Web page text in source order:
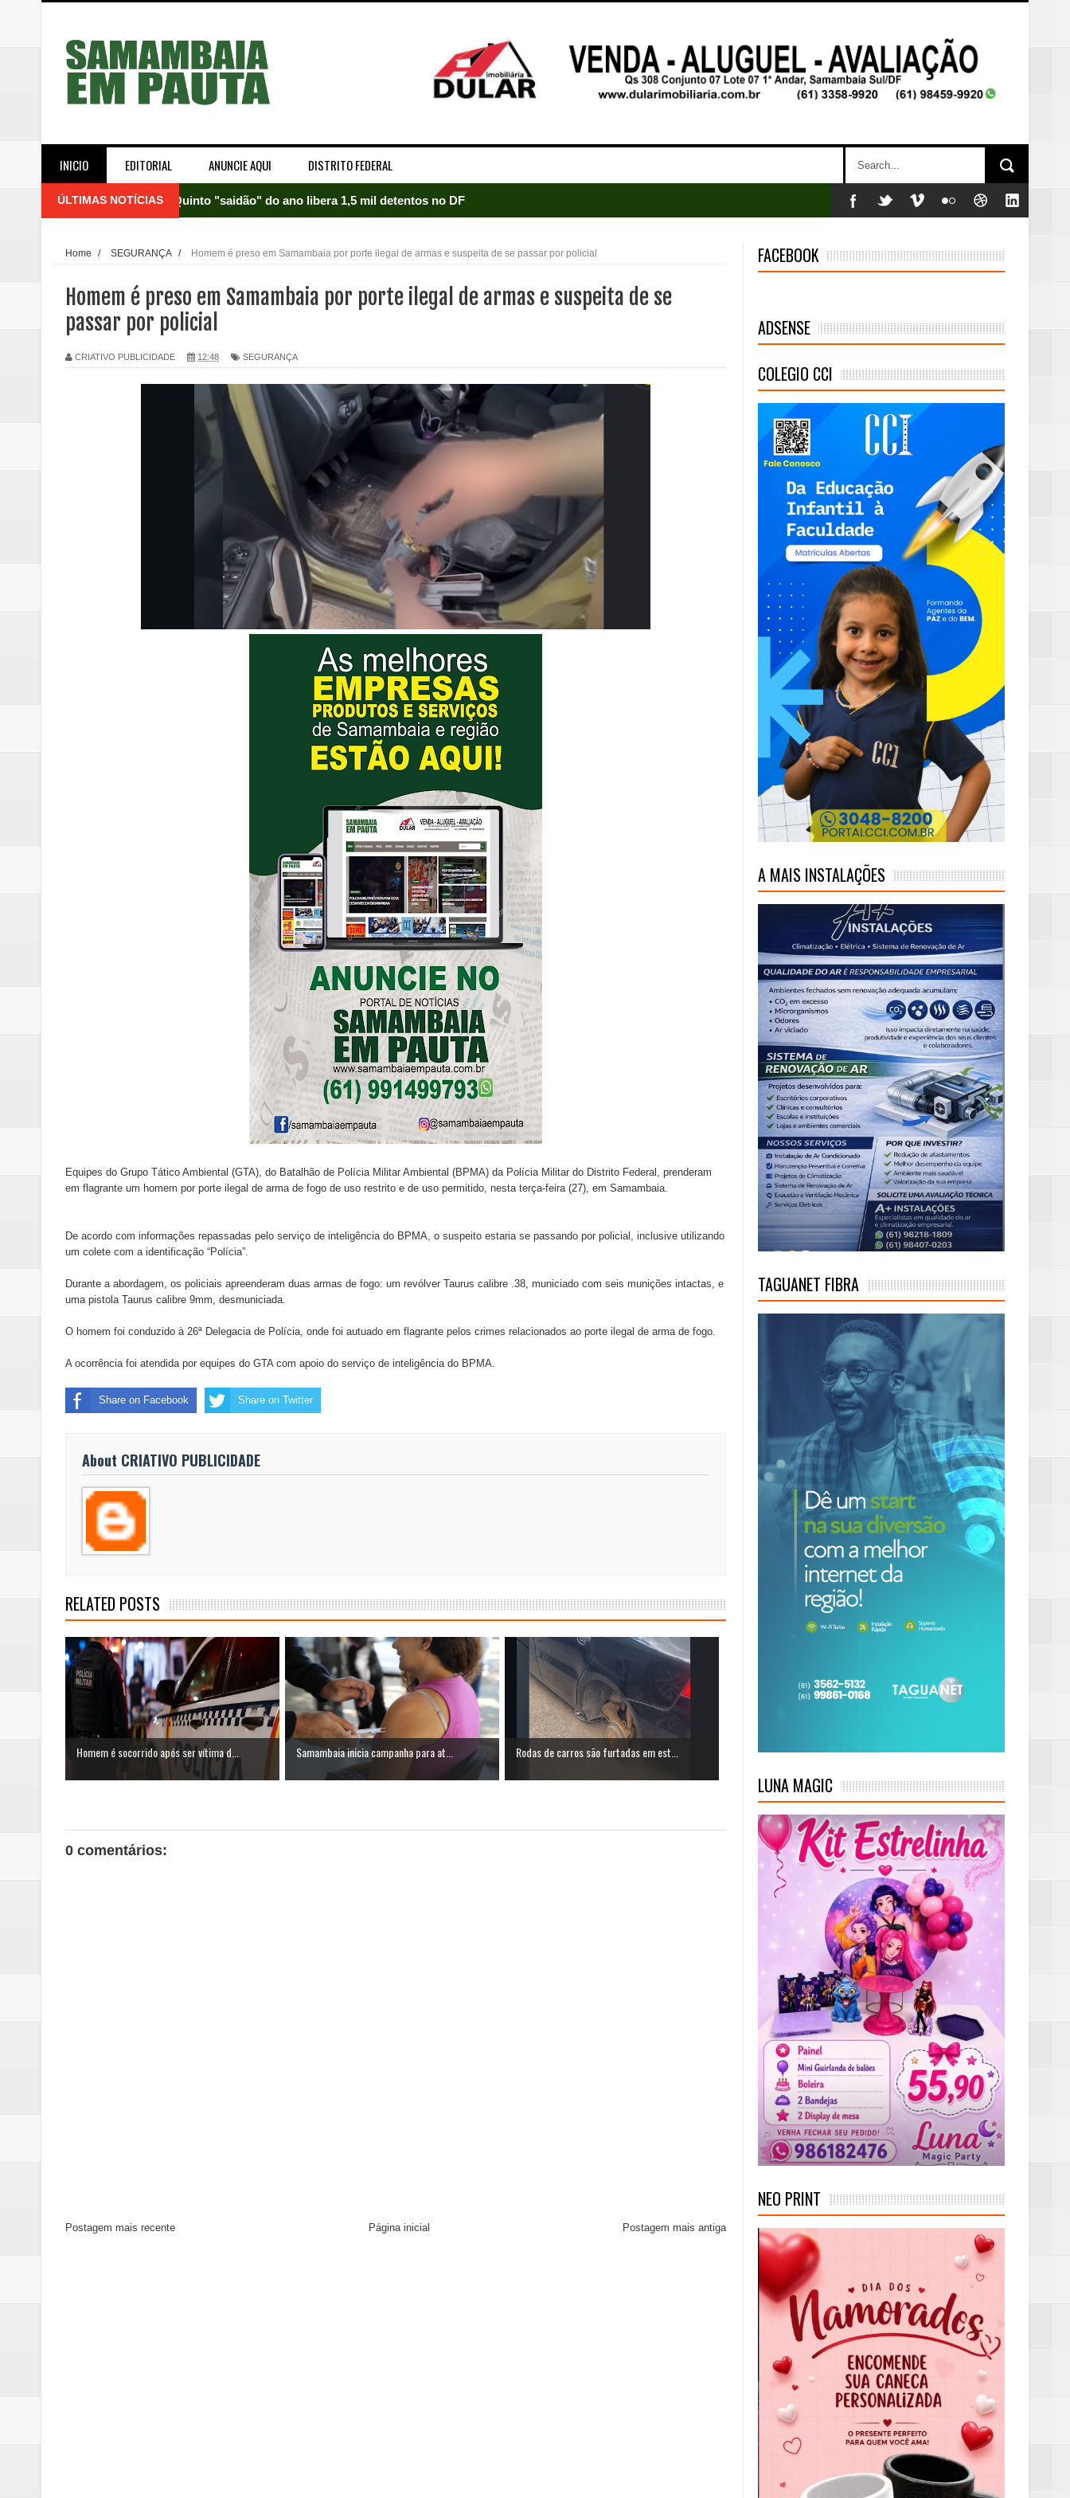
INICIO EDITORIAL ANUNCIE AQUI DISTRITO FEDERAL
ÚLTIMAS NOTÍCIAS Quinto "saidão" do ano libera 1,5 mil detentos no DF
Campanha para Transplante do Padre Lucas de Samambaia entra em mês decisivo com 72% da meta alcançada
Moradores encontram quase 50 escorpiões em boca de lobo em Samambaia
Homem é socorrido após ser vítima de agressão em Samambaia
Moradora de Samambaia tem prisão preventiva decretada pela Justiça
Claudeci Luart surge como uma nova força e esperança para os feirantes do DF
Samambaia inicia campanha para atualizar vacinação de crianças e adolescentes
Morador de Samambaia morre após sofrer mal súbito
PL e Flávio Bolsonaro oficializam candidatura de Hamilton Tatu por Samambaia, Recanto das Emas e Água Quente
Renata D´Aguiar destaca potencial da pecuária para fortalecer a economia do Distrito Federal
Trabalhador morre após ser atingido por trator em aterro de Samambaia
Laboratório de Vertentes Psy promove formação gratuita em Psytrance em Samambaia
PMDF resgata aves silvestres e autua cinco pessoas por crime ambiental em Samambaia
Claudeci Luart oficializará candidatura à CLDF na sede da Democracia Cristã nesta sexta-feira (31)
TJDFT promoverá Dia da Inclusão Digital em Samambaia
Celina Leão abre 8,4 pontos sobre Arruda e lidera disputa pelo GDF
Home / SEGURANÇA / Homem é preso em Samambaia por porte ilegal de armas e suspeita de se passar por policial
Homem é preso em Samambaia por porte ilegal de armas e suspeita de se
passar por policial
CRIATIVO PUBLICIDADE 12:48 SEGURANÇA
Equipes do Grupo Tático Ambiental (GTA), do Batalhão de Polícia Militar Ambiental (BPMA) da Polícia Militar do Distrito Federal, prenderam
em flagrante um homem por porte ilegal de arma de fogo de uso restrito e de uso permitido, nesta terça-feira (27), em Samambaia.
De acordo com informações repassadas pelo serviço de inteligência do BPMA, o suspeito estaria se passando por policial, inclusive utilizando
um colete com a identificação “Polícia”.
Durante a abordagem, os policiais apreenderam duas armas de fogo: um revólver Taurus calibre .38, municiado com seis munições intactas, e
uma pistola Taurus calibre 9mm, desmuniciada.
O homem foi conduzido à 26ª Delegacia de Polícia, onde foi autuado em flagrante pelos crimes relacionados ao porte ilegal de arma de fogo.
A ocorrência foi atendida por equipes do GTA com apoio do serviço de inteligência do BPMA.
Share on Facebook Share on Twitter
About CRIATIVO PUBLICIDADE
RELATED POSTS
Homem é socorrido após ser vítima d... Samambaia inicia campanha para at... Rodas de carros são furtadas em est...
0 comentários:
Postagem mais recente Postagem mais antiga
Página inicial
FACEBOOK
ADSENSE
COLEGIO CCI
A MAIS INSTALAÇÕES
TAGUANET FIBRA
LUNA MAGIC
NEO PRINT